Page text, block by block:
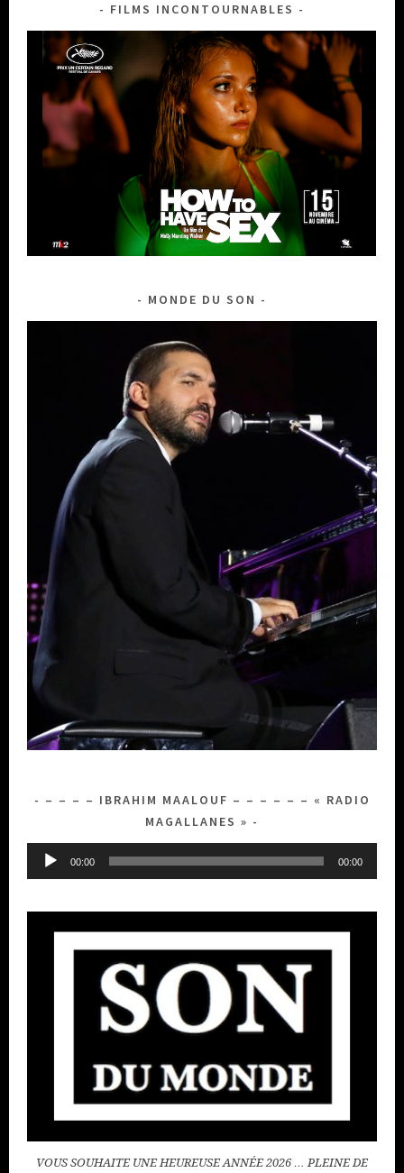
FILMS INCONTOURNABLES
MONDE DU SON
– – – – IBRAHIM MAALOUF – – – – – – « RADIO
MAGALLANES »
Lecteur
00:00 00:00
VOUS SOUHAITE UNE HEUREUSE ANNÉE 2026 … PLEINE DE